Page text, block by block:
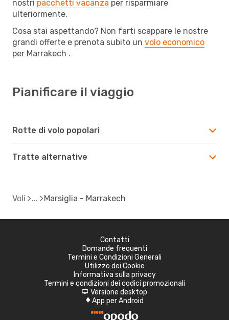
nostri pacchetti vacanza per risparmiare
ulteriormente.
Cosa stai aspettando? Non farti scappare le nostre
grandi offerte e prenota subito un volo economico
per Marrakech .
Pianificare il viaggio
Rotte di volo popolari
Tratte alternative
Voli Marsiglia - Marrakech
Contatti
Domande frequenti
Termini e Condizioni Generali
Utilizzo dei Cookie
Informativa sulla privacy
Termini e condizioni dei codici promozionali
d Versione desktop
A App per Android